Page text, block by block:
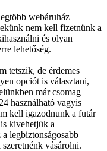
webáruház
nem kell fizetnünk a
és olyan
lehetőség.
tetszik, de érdemes
opciót is választani,
már csomag
használható vagyis
kell igazodnunk a futár
kivehetjük a
legbiztonságosabb
vásárolni.